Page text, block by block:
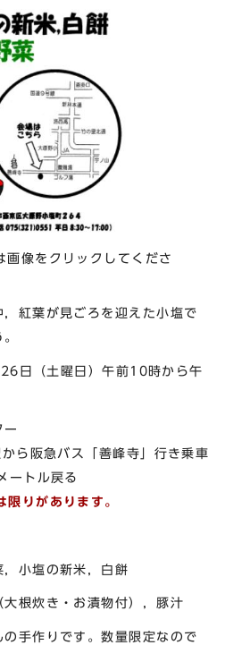
像をクリックしてくださ
紅葉が見ごろを迎えた小塩で
（土曜日）午前10時から午
バス「善峰寺」行き乗車
ートル戻る
限りがあります。
小塩の新米，白餅
根炊き・お漬物付），豚汁
手作りです。数量限定なので